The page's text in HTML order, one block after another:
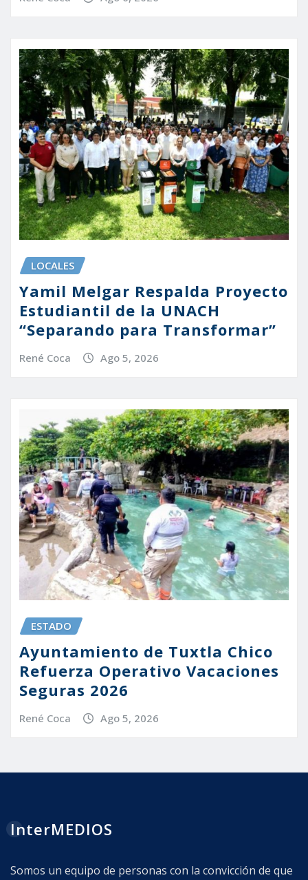
LOCALES
Yamil Melgar Respalda Proyecto
Estudiantil de la UNACH
“Separando para Transformar”
René Coca Ago 5, 2026
ESTADO
Ayuntamiento de Tuxtla Chico
Refuerza Operativo Vacaciones
Seguras 2026
René Coca Ago 5, 2026
InterMEDIOS
Somos un equipo de personas con la convicción de que